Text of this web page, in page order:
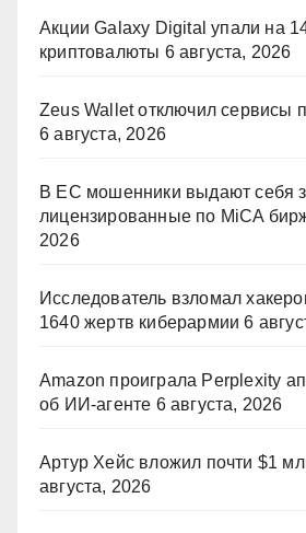
Акции Galaxy Digital упали на
криптовалюты 6 августа, 2026
Zeus Wallet отключил сервисы
6 августа, 2026
В ЕС мошенники выдают себя
лицензированные по MiCA
2026
Исследователь взломал
1640 жертв киберармии 6
Amazon проиграла Perplexity
об ИИ-агенте 6 августа, 2026
Артур Хейс вложил почти $1
августа, 2026